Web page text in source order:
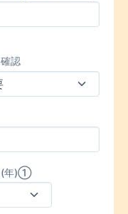
認
(年)①